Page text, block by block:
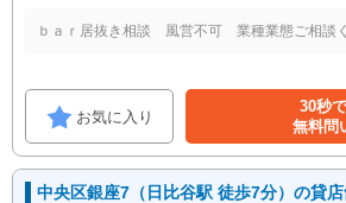
ｂａｒ居抜き相談 風営不可 業種業態ご相談く
お気に入り
30秒
無料問
中央区銀座7（日比谷駅 徒歩7分）の貸